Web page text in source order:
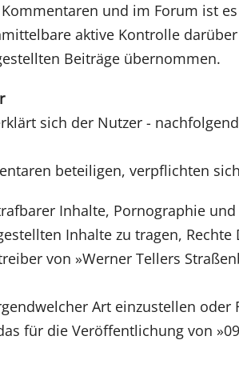
und im Forum ist
aktive Kontrolle
Beiträge übernommen.
sich der Nutzer -
beteiligen, verpflichten
Inhalte, Pornographie
Inhalte zu tragen,
von »Werner Tellers
Art einzustellen
für die Veröffentlichung von